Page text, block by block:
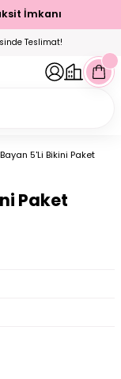
İmkanı
Teslimat!
5'Li Bikini Paket
Paket